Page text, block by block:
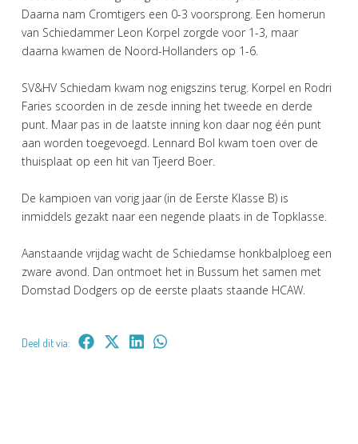
Daarna nam Cromtigers een 0-3 voorsprong. Een homerun
van Schiedammer Leon Korpel zorgde voor 1-3, maar
daarna kwamen de Noord-Hollanders op 1-6.
SV&HV Schiedam kwam nog enigszins terug. Korpel en Rodri
Faries scoorden in de zesde inning het tweede en derde
punt. Maar pas in de laatste inning kon daar nog één punt
aan worden toegevoegd. Lennard Bol kwam toen over de
thuisplaat op een hit van Tjeerd Boer.
De kampioen van vorig jaar (in de Eerste Klasse B) is
inmiddels gezakt naar een negende plaats in de Topklasse.
Aanstaande vrijdag wacht de Schiedamse honkbalploeg een
zware avond. Dan ontmoet het in Bussum het samen met
Domstad Dodgers op de eerste plaats staande HCAW.
Deel dit via: